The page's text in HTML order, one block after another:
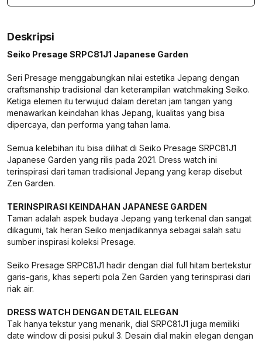
Deskripsi
Seiko Presage SRPC81J1 Japanese Garden
Seri Presage menggabungkan nilai estetika Jepang dengan
craftsmanship tradisional dan keterampilan watchmaking Seiko.
Ketiga elemen itu terwujud dalam deretan jam tangan yang
menawarkan keindahan khas Jepang, kualitas yang bisa
dipercaya, dan performa yang tahan lama.
Semua kelebihan itu bisa dilihat di Seiko Presage SRPC81J1
Japanese Garden yang rilis pada 2021. Dress watch ini
terinspirasi dari taman tradisional Jepang yang kerap disebut
Zen Garden.
TERINSPIRASI KEINDAHAN JAPANESE GARDEN
Taman adalah aspek budaya Jepang yang terkenal dan sangat
dikagumi, tak heran Seiko menjadikannya sebagai salah satu
sumber inspirasi koleksi Presage.
Seiko Presage SRPC81J1 hadir dengan dial full hitam bertekstur
garis-garis, khas seperti pola Zen Garden yang terinspirasi dari
riak air.
DRESS WATCH DENGAN DETAIL ELEGAN
Tak hanya tekstur yang menarik, dial SRPC81J1 juga memiliki
date window di posisi pukul 3. Desain dial makin elegan dengan